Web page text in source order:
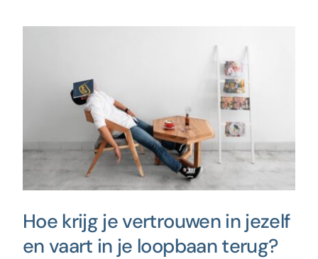
Hoe krijg je vertrouwen in jezelf
en vaart in je loopbaan terug?